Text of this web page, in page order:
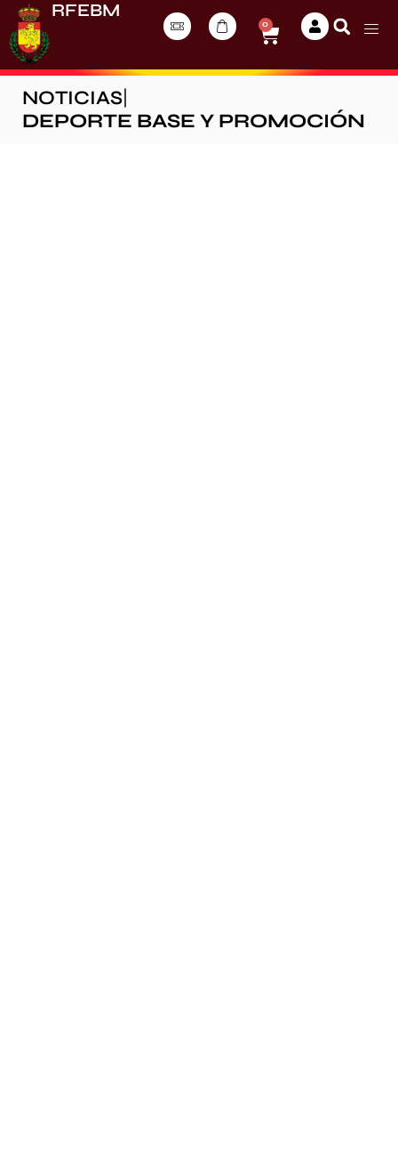
RFEBM
0
NOTICIAS
DEPORTE BASE Y PROMOCIÓN